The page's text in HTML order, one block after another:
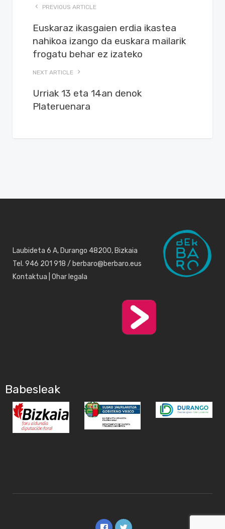
PREVIOUS ARTICLE
Euskaraz ikasgaien erdia ikastea
nahikoa izango da euskara mailarik
frogatu behar ez izateko
NEXT ARTICLE
Urriak 13 eta 14an denok
Plateruenara
Laubideta 6 A, Durango 48200, Bizkaia
Tel. 946 201 918 / berbaro@berbaro.eus
Kontaktua Ohar legala
Babesleak